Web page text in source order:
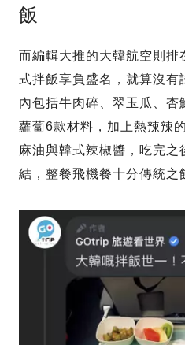
飯
而編輯大推的大韓航空則排
式拌飯享負盛名，就算沒有
內包括牛肉碎、翠玉瓜、杏
蘿蔔6款材料，加上熱辣辣
麻油與韓式辣椒醬，吃完之
結，整餐飛機餐十分傳統之